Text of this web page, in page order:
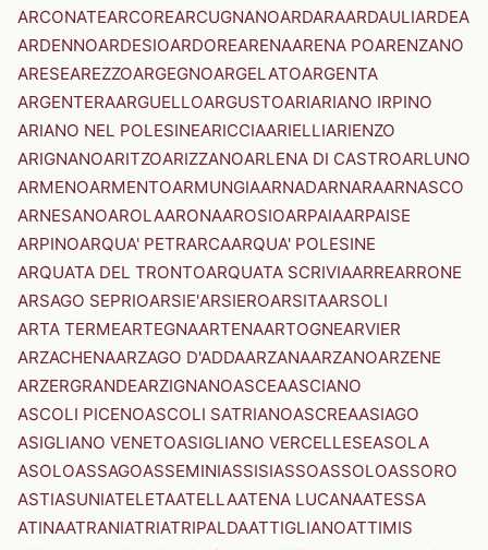
ARCONATEARCOREARCUGNANOARDARAARDAULIARDEA
ARDENNOARDESIOARDOREARENAARENA POARENZANO
ARESEAREZZOARGEGNOARGELATOARGENTA
ARGENTERAARGUELLOARGUSTOARIARIANO IRPINO
ARIANO NEL POLESINEARICCIAARIELLIARIENZO
ARIGNANOARITZOARIZZANOARLENA DI CASTROARLUNO
ARMENOARMENTOARMUNGIAARNADARNARAARNASCO
ARNESANOAROLAARONAAROSIOARPAIAARPAISE
ARPINOARQUA' PETRARCAARQUA' POLESINE
ARQUATA DEL TRONTOARQUATA SCRIVIAARREARRONE
ARSAGO SEPRIOARSIE'ARSIEROARSITAARSOLI
ARTA TERMEARTEGNAARTENAARTOGNEARVIER
ARZACHENAARZAGO D'ADDAARZANAARZANOARZENE
ARZERGRANDEARZIGNANOASCEAASCIANO
ASCOLI PICENOASCOLI SATRIANOASCREAASIAGO
ASIGLIANO VENETOASIGLIANO VERCELLESEASOLA
ASOLOASSAGOASSEMINIASSISIASSOASSOLOASSORO
ASTIASUNIATELETAATELLAATENA LUCANAATESSA
ATINAATRANIATRIATRIPALDAATTIGLIANOATTIMIS